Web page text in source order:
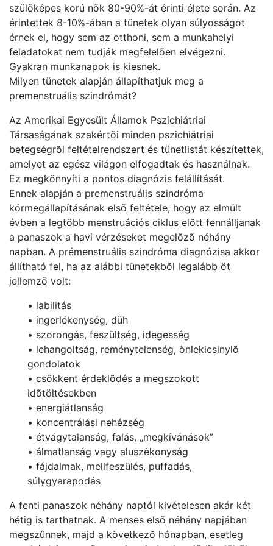
szülõképes korú nõk 80-90%-át érinti élete során. Az
érintettek 8-10%-ában a tünetek olyan súlyosságot
érnek el, hogy sem az otthoni, sem a munkahelyi
feladatokat nem tudják megfelelõen elvégezni.
Gyakran munkanapok is kiesnek.
Milyen tünetek alapján állapíthatjuk meg a
premenstruális szindrómát?
Az Amerikai Egyesült Államok Pszichiátriai
Társaságának szakértõi minden pszichiátriai
betegségrõl feltételrendszert és tünetlistát készítettek,
amelyet az egész világon elfogadtak és használnak.
Ez megkönnyíti a pontos diagnózis felállítását.
Ennek alapján a premenstruális szindróma
kórmegállapításának elsõ feltétele, hogy az elmúlt
évben a legtöbb menstruációs ciklus elõtt fennálljanak
a panaszok a havi vérzéseket megelõzõ néhány
napban. A prémenstruális szindróma diagnózisa akkor
állítható fel, ha az alábbi tünetekbõl legalább öt
jellemzõ volt:
• labilitás
• ingerlékenység, düh
• szorongás, feszültség, idegesség
• lehangoltság, reménytelenség, önlekicsinylõ
gondolatok
• csökkent érdeklõdés a megszokott
idõtöltésekben
• energiátlanság
• koncentrálási nehézség
• étvágytalanság, falás, „megkívánások”
• álmatlanság vagy aluszékonyság
• fájdalmak, mellfeszülés, puffadás,
súlygyarapodás
A fenti panaszok néhány naptól kivételesen akár két
hétig is tarthatnak. A menses elsõ néhány napjában
megszûnnek, majd a következõ hónapban, esetleg